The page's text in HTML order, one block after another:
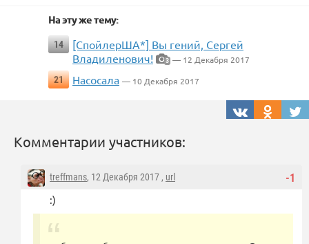
На эту же тему:
14
[СпойлерША*] Вы гений, Сергей
Владиленович!
3 — 12 Декабря 2017
21
Насосала — 10 Декабря 2017
Комментарии участников:
-1
treffmans, 12 Декабря 2017 , url
:)